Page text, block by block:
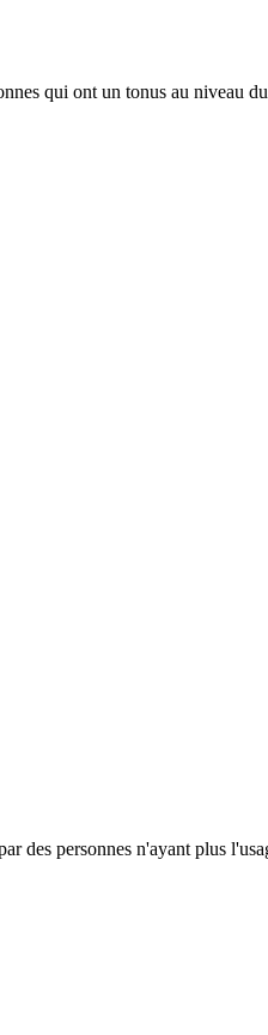
qui ont un tonus au niveau
des personnes n'ayant plus